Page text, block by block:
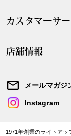
カスタマーサ
店舗情報
メールマガジ
Instagram
1971年創業のライトア